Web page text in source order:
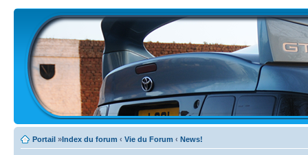
Portail »Index du forum ‹ Vie du Forum ‹ News!